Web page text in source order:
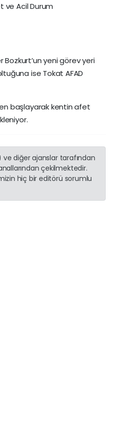
ve Acil Durum
yeni görev yeri
ise Tokat AFAD
başlayarak kentin afet
ve diğer ajanslar tarafından
çekilmektedir.
hiç bir editörü sorumlu